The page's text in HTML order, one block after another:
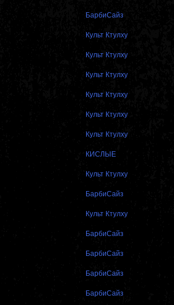
БарбиСайз
Культ Ктулху
Культ Ктулху
Культ Ктулху
Культ Ктулху
Культ Ктулху
Культ Ктулху
КИСЛЫЕ
Культ Ктулху
БарбиСайз
Культ Ктулху
БарбиСайз
БарбиСайз
БарбиСайз
БарбиСайз